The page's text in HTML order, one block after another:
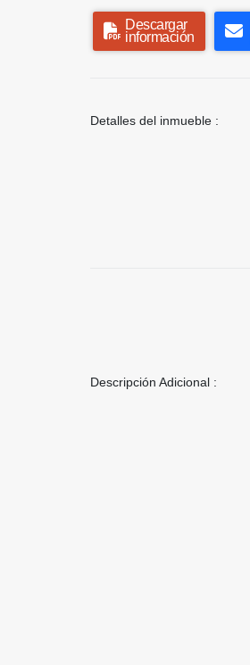
Descargar
información
Detalles del inmueble :
Descripción Adicional :